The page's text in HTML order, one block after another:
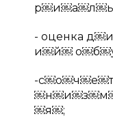
- оценка
и￼й￼
-
￼я￼;